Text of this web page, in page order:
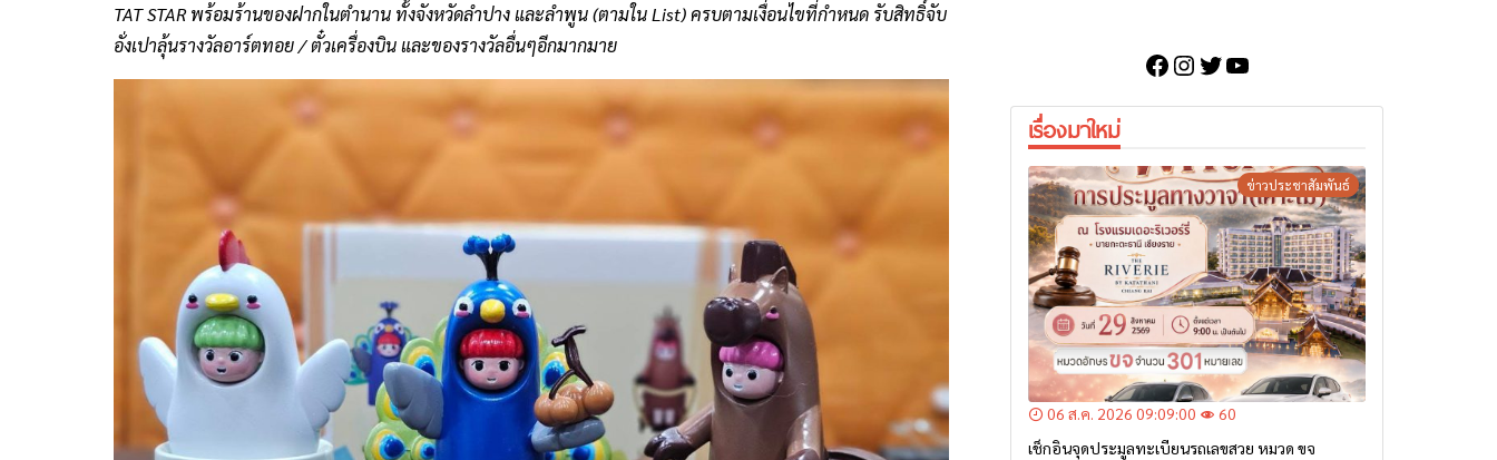
TAT STAR พร้อมร้านของฝากในตำนาน ทั้งจังหวัดลำปาง และลำพูน (ตามใน List) ครบตามเงื่อนไขที่กำหนด รับสิทธิ์จับ
อั่งเปาลุ้นรางวัลอาร์ตทอย / ตั๋วเครื่องบิน และของรางวัลอื่นๆอีกมากมาย
Facebook
Instagram
Twitter
YouTube
เรื่องมาใหม่
ข่าวประชาสัมพันธ์
06 ส.ค. 2026 09:09:00
60
เช็กอินจุดประมูลทะเบียนรถเลขสวย หมวด ขจ